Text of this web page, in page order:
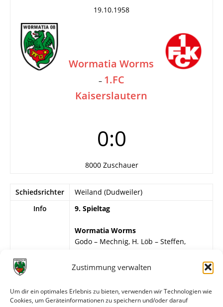
Zustimmung verwalten
Um dir ein optimales Erlebnis zu bieten, verwenden wir Technologien wie
Cookies, um Geräteinformationen zu speichern und/oder darauf
19.10.1958
Wormatia Worms
– 1.FC
Kaiserslautern
0:0
8000 Zuschauer
Schiedsrichter
Weiland (Dudweiler)
Info
9. Spieltag
Wormatia Worms
Godo – Mechnig, H. Löb – Steffen,
Lenges, Weiß, H. Müller.
Hölz – Mangold, Sprengard – Miksa,